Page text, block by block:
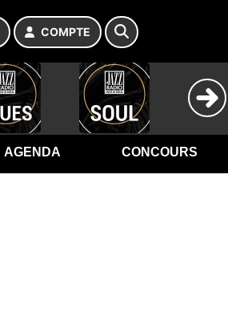
COMPTE
AGENDA CONCOURS